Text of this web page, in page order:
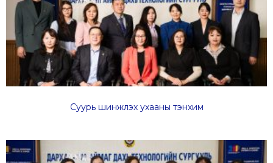
Суурь шинжлэх ухааны тэнхим